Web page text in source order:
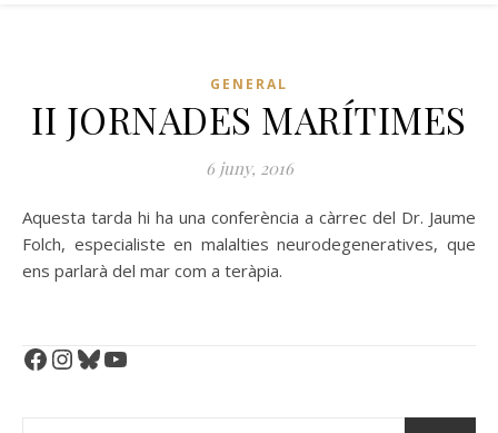
GENERAL
II JORNADES MARÍTIMES
6 juny, 2016
Aquesta tarda hi ha una conferència a càrrec del Dr. Jaume
Folch, especialiste en malalties neurodegeneratives, que
ens parlarà del mar com a teràpia.
Facebook
Instagram
BlueskyYouTube